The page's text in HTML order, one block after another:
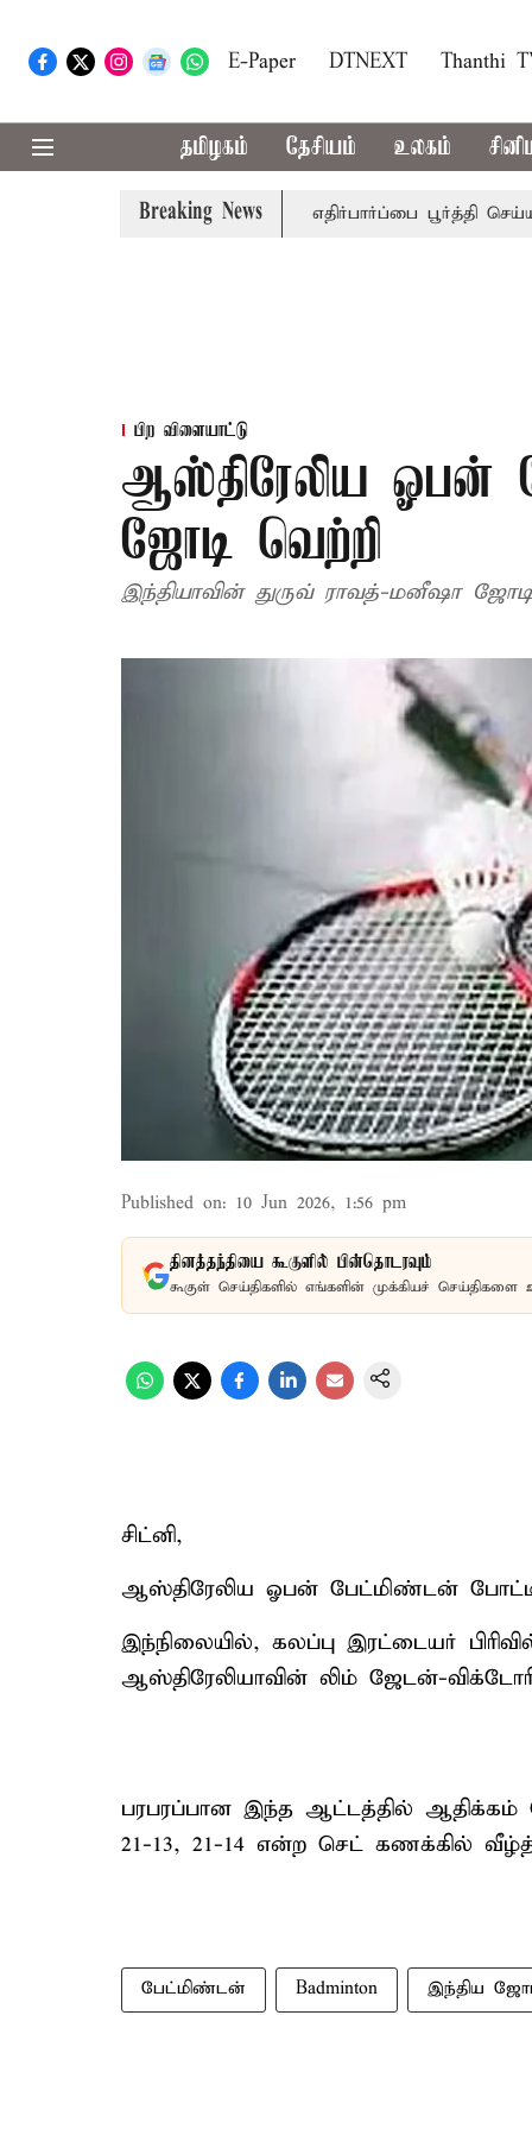
E-Paper DTNEXT Thanthi
தமிழகம் தேசியம் உலகம்
Breaking News
மக்களின் எதிர்பார்ப்பை பூர்த்தி செய்யாத
பிற விளையாட்டு
ஆஸ்திரேலிய ஓபன்
ஜோடி வெற்றி
இந்தியாவின் துருவ் ராவத்-மனீஷா
Published on: 10 Jun 2026, 1:56 pm
தினத்தந்தியை கூகுளில் பின்தொடரவும்
கூகுள் செய்திகளில் எங்களின் முக்கியச் செய்திகளை
சிட்னி,
ஆஸ்திரேலிய ஓபன் பேட்மிண்டன் போட்டி
இந்நிலையில், கலப்பு இரட்டையர்
ஆஸ்திரேலியாவின் லிம் ஜேடன்-
பரபரப்பான இந்த ஆட்டத்தில் ஆதிக்கம்
21-13, 21-14 என்ற செட் கணக்கில்
பேட்மிண்டன் Badminton இந்திய